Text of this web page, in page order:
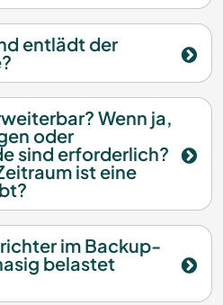
entlädt der
Wenn ja,
oder
sind erforderlich?
ist eine
im Backup-
belastet